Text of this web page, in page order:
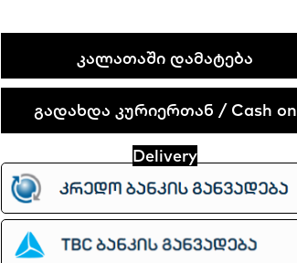
6000
quantity
ᲙᲐᲚᲐᲗᲐᲨᲘ ᲓᲐᲛᲐᲢᲔᲑᲐ
გადახდა კურიერთან / Cash on
Delivery